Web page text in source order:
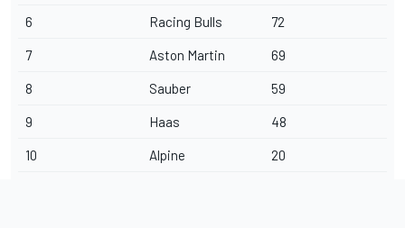
6 Racing Bulls 72
7 Aston Martin 69
8 Sauber 59
9 Haas 48
10 Alpine 20